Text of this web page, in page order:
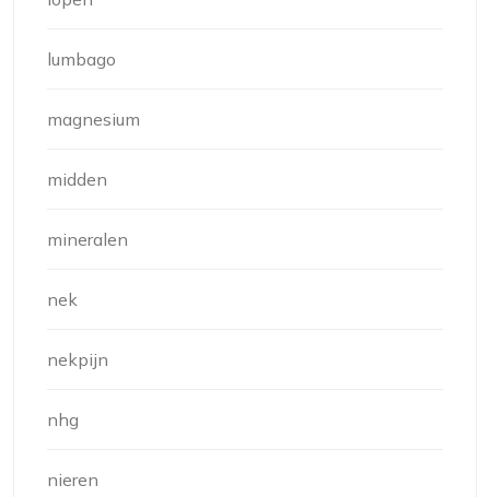
lumbago
magnesium
midden
mineralen
nek
nekpijn
nhg
nieren